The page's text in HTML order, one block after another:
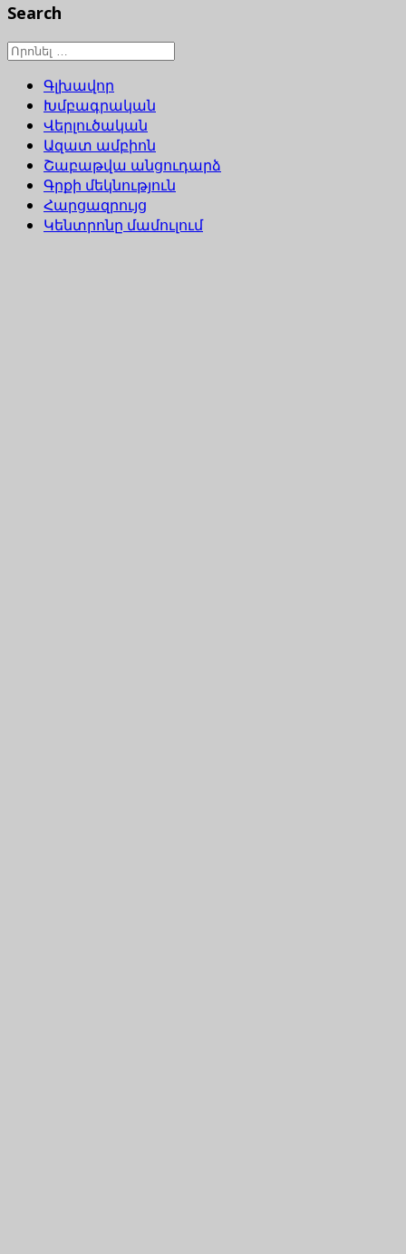
Search
Գլխավոր
Խմբագրական
Վերլուծական
Ազատ ամբիոն
Շաբաթվա անցուդարձ
Գրքի մեկնություն
Հարցազրույց
Կենտրոնը մամուլում